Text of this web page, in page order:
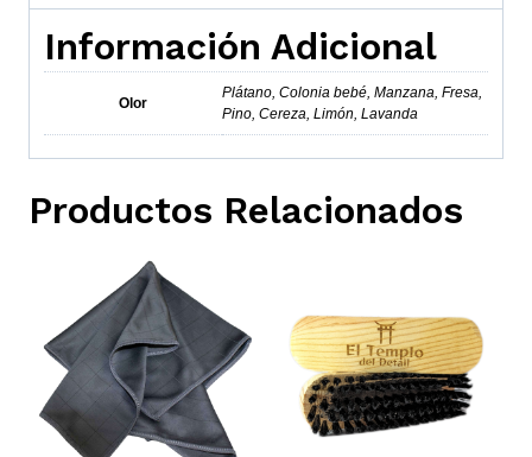
Información Adicional
Olor
Plátano, Colonia bebé, Manzana, Fresa,
Pino, Cereza, Limón, Lavanda
Productos Relacionados